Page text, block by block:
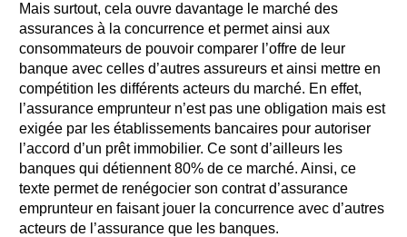
Mais surtout, cela ouvre davantage le marché des
assurances à la concurrence et permet ainsi aux
consommateurs de pouvoir comparer l’offre de leur
banque avec celles d’autres assureurs et ainsi mettre en
compétition les différents acteurs du marché. En effet,
l’assurance emprunteur n’est pas une obligation mais est
exigée par les établissements bancaires pour autoriser
l’accord d’un prêt immobilier. Ce sont d’ailleurs les
banques qui détiennent 80% de ce marché. Ainsi, ce
texte permet de renégocier son contrat d’assurance
emprunteur en faisant jouer la concurrence avec d’autres
acteurs de l’assurance que les banques.